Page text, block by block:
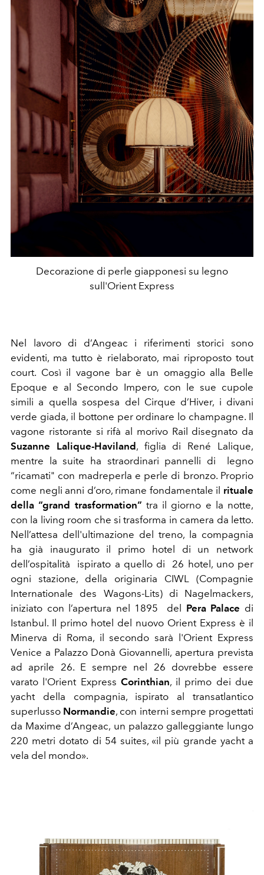
Decorazione di perle giapponesi su legno
sull'Orient Express
Nel lavoro di d’Angeac i riferimenti storici sono
evidenti, ma tutto è rielaborato, mai riproposto tout
court. Così il vagone bar è un omaggio alla Belle
Epoque e al Secondo Impero, con le sue cupole
simili a quella sospesa del Cirque d’Hiver, i divani
verde giada, il bottone per ordinare lo champagne. Il
vagone ristorante si rifà al morivo Rail disegnato da
Suzanne Lalique-Haviland , figlia di René Lalique,
mentre la suite ha straordinari pannelli di legno
“ricamati" con madreperla e perle di bronzo. Proprio
come negli anni d’oro, rimane fondamentale il rituale
della “grand trasformation” tra il giorno e la notte,
con la living room che si trasforma in camera da letto.
Nell’attesa dell'ultimazione del treno, la compagnia
ha già inaugurato il primo hotel di un network
dell’ospitalità ispirato a quello di26 hotel, uno per
ogni stazione, della originaria CIWL (Compagnie
Internationale des Wagons-Lits) di Nagelmackers,
iniziato con l’apertura nel 1895 del Pera Palace di
Istanbul. Il primo hotel del nuovo Orient Express è il
Minerva di Roma, il secondo sarà l'Orient Express
Venice a Palazzo Donà Giovannelli, apertura prevista
ad aprile 26. E sempre nel 26 dovrebbe essere
varato l'Orient Express Corinthian, il primo dei due
yacht della compagnia, ispirato al transatlantico
superlusso Normandie, con interni sempre progettati
da Maxime d’Angeac, un palazzo galleggiante lungo
220 metri dotato di 54 suites, «il più grande yacht a
vela del mondo».